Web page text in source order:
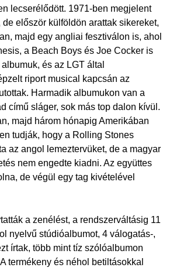
lecserélődött. 1971-ben megjelent
először külföldön arattak sikereket,
majd egy angliai fesztiválon is, ahol
a Beach Boys és Joe Cocker is
és az LGT által
riport musical kapcsán az
Harmadik albumukon van a
című sláger, sok más top dalon kívül.
majd három hónapig Amerikában
tudják, hogy a Rolling Stones
az angol lemeztervüket, de a magyar
nem engedte kiadni. Az együttes
de végül egy tag kivételével
a zenélést, a rendszerváltásig 11
nyelvű stúdióalbumot, 4 válogatás-,
írtak, több mint tíz szólóalbumon
termékeny és néhol betiltásokkal